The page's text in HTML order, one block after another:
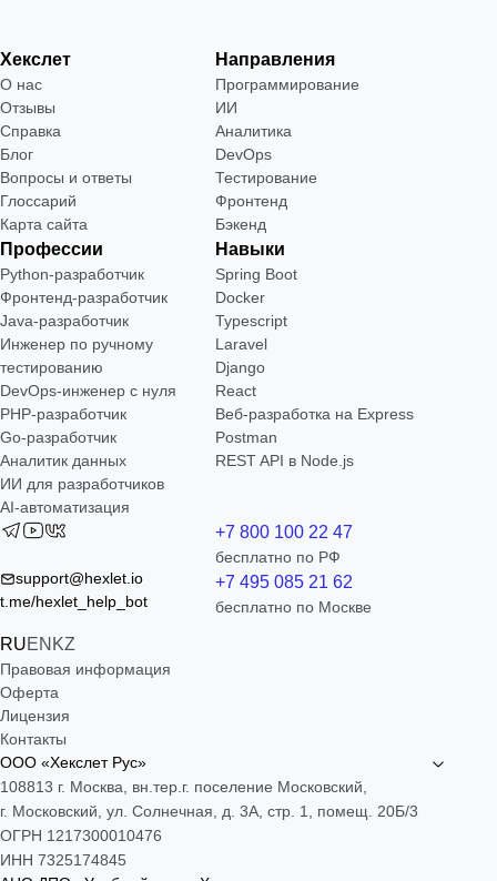
Хекслет
О нас
Отзывы
Справка
Блог
Вопросы и ответы
Глоссарий
Карта сайта
Направления
Программирование
ИИ
Аналитика
DevOps
Тестирование
Фронтенд
Бэкенд
Профессии
Python-разработчик
Фронтенд-разработчик
Java-разработчик
Инженер по ручному
тестированию
DevOps-инженер с нуля
РНР-разработчик
Go-разработчик
Аналитик данных
ИИ для разработчиков
AI-автоматизация
Навыки
Spring Boot
Docker
Typescript
Laravel
Django
React
Веб-разработка на Express
Postman
REST API в Node.js
support@hexlet.io
t.me/hexlet_help_bot
RUEN KZ
+7 800 100 22 47
бесплатно по РФ
+7 495 085 21 62
бесплатно по Москве
Правовая информация
Оферта
Лицензия
Контакты
ООО «Хекслет Рус»
108813 г. Москва, вн.тер.г. поселение Московский,
г. Московский, ул. Солнечная, д. 3А, стр. 1, помещ. 20Б/3
ОГРН 1217300010476
ИНН 7325174845